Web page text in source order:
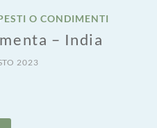
O CONDIMENTI
– India
2023